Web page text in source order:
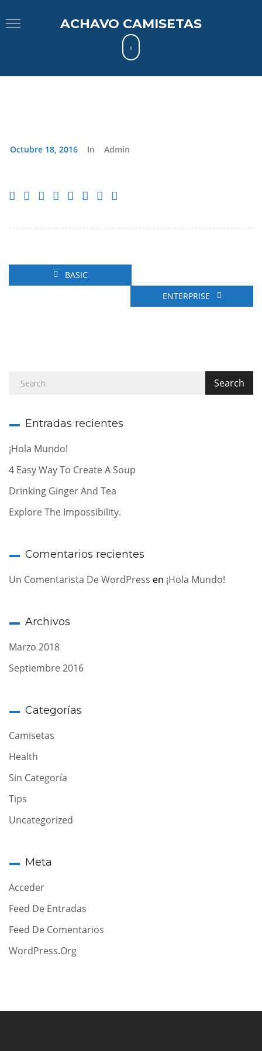
ACHAVO CAMISETAS
Octubre 18, 2016 In Admin
BASIC
ENTERPRISE
Entradas recientes
¡Hola Mundo!
4 Easy Way To Create A Soup
Drinking Ginger And Tea
Explore The Impossibility.
Comentarios recientes
Un Comentarista De WordPress en ¡Hola Mundo!
Archivos
Marzo 2018
Septiembre 2016
Categorías
Camisetas
Health
Sin Categoría
Tips
Uncategorized
Meta
Acceder
Feed De Entradas
Feed De Comentarios
WordPress.org